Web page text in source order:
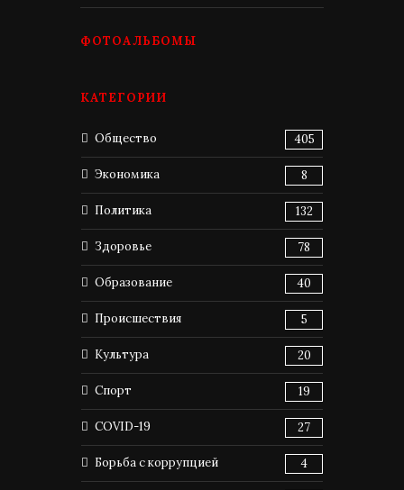
ФОТОАЛЬБОМЫ
КАТЕГОРИИ
Общество 405
Экономика 8
Политика 132
Здоровье 78
Образование 40
Происшествия 5
Культура 20
Спорт 19
COVID-19 27
Борьба с коррупцией 4